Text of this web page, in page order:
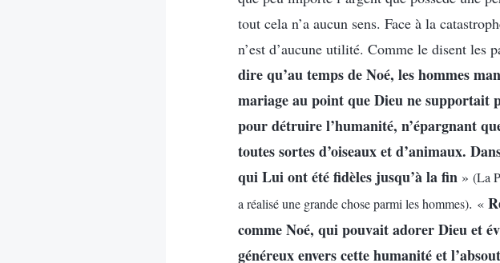
tout cela n’a aucun sens. Face à la
n’est d’aucune utilité. Comme le disent les
dire qu’au temps de Noé, les hommes
mariage au point que Dieu ne supportait
pour détruire l’humanité, n’épargnant
toutes sortes d’oiseaux et d’animaux.
qui Lui ont été fidèles jusqu’à la fin » (La
a réalisé une grande chose parmi les hommes). «
comme Noé, qui pouvait adorer Dieu et
généreux envers cette humanité et